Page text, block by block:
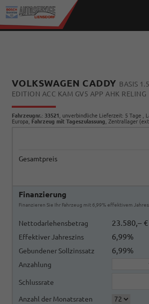
VOLKSWAGEN CADDY BASIS
EDITION ACC KAM GV5 APP AHK RELING
Fahrzeugnr.: 33521 , unverbindliche Lieferzeit: 5 Tage ,
Europa, Fahrzeug mit Tageszulassung , Zentrallager
Gesamtpreis
Finanzierung
Finanzieren Sie Ihr Fahrzeug mit 6,99% effektivem
Nettodarlehensbetrag 23.580,– €
Effektiver Jahreszins 6,99%
Gebundener Sollzinssatz 6,99%
Anzahlung
Schlussrate
Anzahl der Monatsraten